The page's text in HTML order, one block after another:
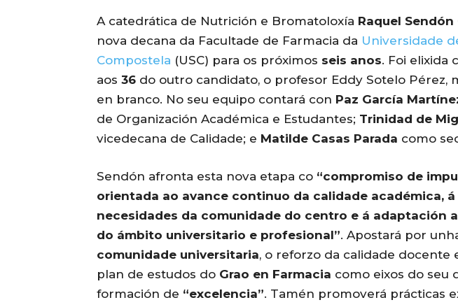
A catedrática de Nutrición e Bromatoloxía Raquel Sendón
nova decana da Facultade de Farmacia da Universidade
Compostela (USC) para os próximos seis anos. Foi elixida
aos 36 do outro candidato, o profesor Eddy Sotelo Pérez,
en branco. No seu equipo contará con Paz García
de Organización Académica e Estudantes; Trinidad de
vicedecana de Calidade; e Matilde Casas Parada como
Sendón afronta esta nova etapa co “compromiso de
orientada ao avance continuo da calidade académica,
necesidades da comunidade do centro e á adaptación
do ámbito universitario e profesional”. Apostará por
comunidade universitaria, o reforzo da calidade docente
plan de estudos do Grao en Farmacia como eixos do seu
formación de “excelencia”. Tamén promoverá prácticas